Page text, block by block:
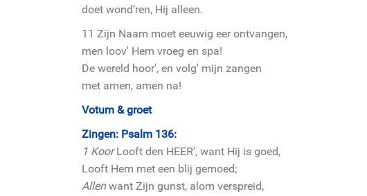
doet wond’ren, Hij alleen.
11 Zijn Naam moet eeuwig eer ontvangen,
men loov' Hem vroeg en spa!
De wereld hoor', en volg' mijn zangen
met amen, amen na!
Votum & groet
Zingen: Psalm 136:
1 KoorLooft den HEER', want Hij is goed,
Looft Hem met een blij gemoed;
Allenwant Zijn gunst, alom verspreid,